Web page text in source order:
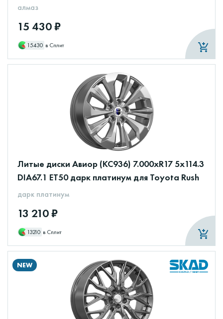
алмаз
15 430 ₽
15430 в Сплит
Литые диски Авиор (КС936) 7.000xR17 5x114.3
DIA67.1 ET50 дарк платинум для Toyota Rush
дарк платинум
13 210 ₽
13210 в Сплит
NEW